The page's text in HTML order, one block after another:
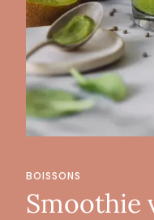
BOISSONS
Smoothie